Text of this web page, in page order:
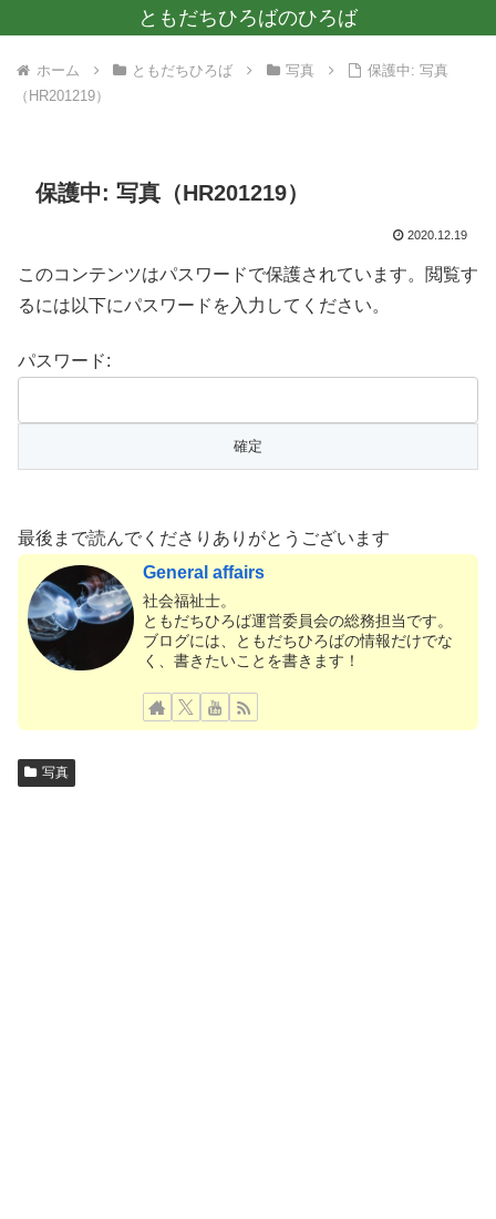
ともだちひろばのひろば
ホーム ともだちひろば 写真
保護中: 写真
（HR201219）
保護中: 写真（HR201219）
2020.12.19
このコンテンツはパスワードで保護されています。閲覧す
るには以下にパスワードを入力してください。
パスワード:
最後まで読んでくださりありがとうございます
General affairs
社会福祉士。
ともだちひろば運営委員会の総務担当です。
ブログには、ともだちひろばの情報だけでな
く、書きたいことを書きます！
写真